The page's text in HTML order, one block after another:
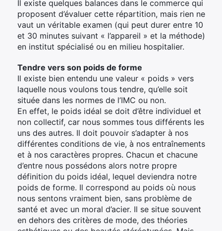
Il existe quelques balances dans le commerce qui
proposent d’évaluer cette répartition, mais rien ne
vaut un véritable examen (qui peut durer entre 10
et 30 minutes suivant « l’appareil » et la méthode)
en institut spécialisé ou en milieu hospitalier.
Tendre vers son poids de forme
Il existe bien entendu une valeur « poids » vers
laquelle nous voulons tous tendre, qu’elle soit
située dans les normes de l’IMC ou non.
En effet, le poids idéal se doit d’être individuel et
non collectif, car nous sommes tous différents les
uns des autres. Il doit pouvoir s’adapter à nos
différentes conditions de vie, à nos entraînements
et à nos caractères propres. Chacun et chacune
d’entre nous possédons alors notre propre
définition du poids idéal, lequel deviendra notre
poids de forme. Il correspond au poids où nous
nous sentons vraiment bien, sans problème de
santé et avec un moral d’acier. Il se situe souvent
en dehors des critères de mode, des théories